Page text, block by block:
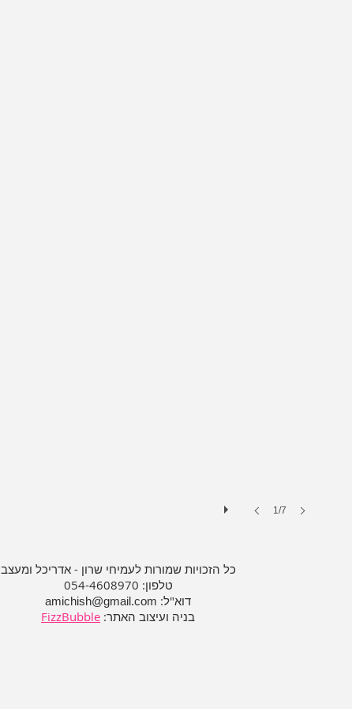
1/7
כל הזכויות שמורות לעמיחי שרון - אדריכל ומעצב
טלפון: 054-4608970
דוא"ל: amichish@gmail.com
בניה ועיצוב האתר: ​​ FizzBubble